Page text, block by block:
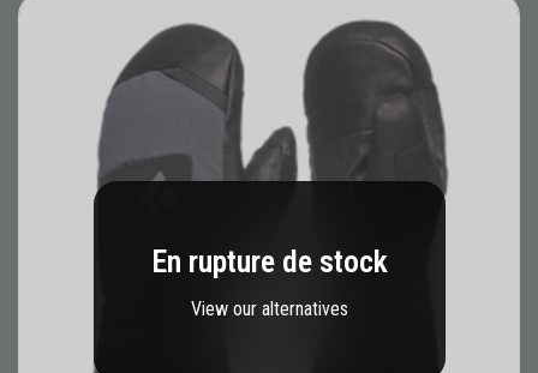
En rupture de stock
View our alternatives